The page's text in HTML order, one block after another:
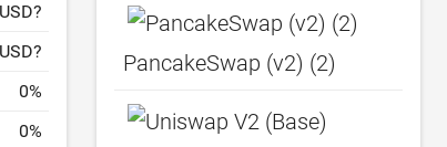
USD?
USD?
0%
0%
PancakeSwap (v2) (2)